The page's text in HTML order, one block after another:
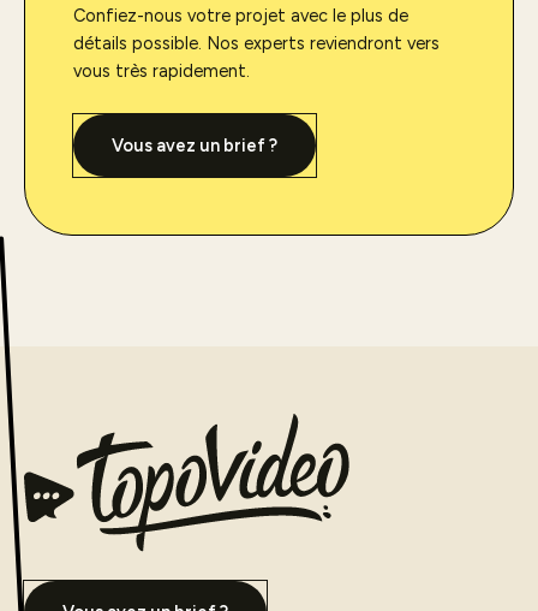
Confiez-nous votre projet avec le plus de
détails possible. Nos experts reviendront vers
vous très rapidement.
Vous avez un brief ?